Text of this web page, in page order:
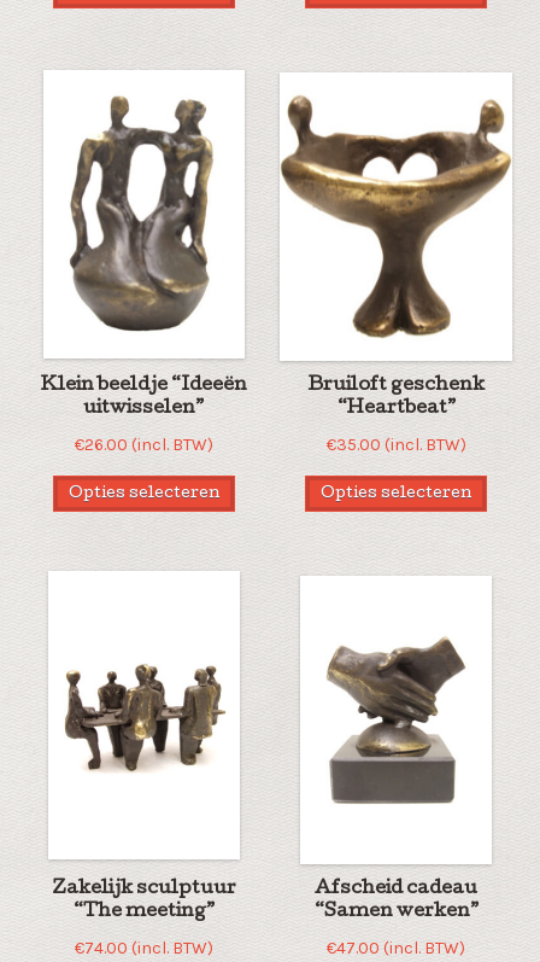
Klein beeldje “Ideeën
uitwisselen”
€26.00 (incl. BTW)
Opties selecteren
Bruiloft geschenk
“Heartbeat”
€35.00 (incl. BTW)
Opties selecteren
Zakelijk sculptuur
“The meeting”
€74.00 (incl. BTW)
Afscheid cadeau
“Samen werken”
€47.00 (incl. BTW)